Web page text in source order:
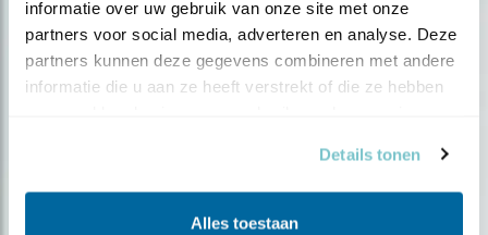
informatie over uw gebruik van onze site met onze
partners voor social media, adverteren en analyse. Deze
partners kunnen deze gegevens combineren met andere
informatie die u aan ze heeft verstrekt of die ze hebben
Details tonen
Alles toestaan